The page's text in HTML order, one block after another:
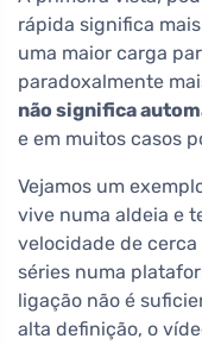
rápida significa
uma maior carga
paradoxalmente
não significa
e em muitos casos
Vejamos um
vive numa aldeia e
velocidade de cerca
séries numa
ligação não é
alta definição, o